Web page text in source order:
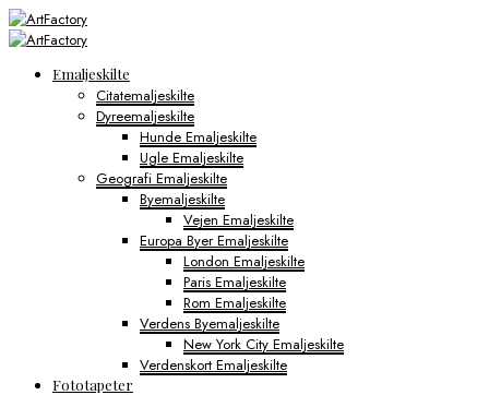
Emaljeskilte
Citatemaljeskilte
Dyreemaljeskilte
Hunde Emaljeskilte
Ugle Emaljeskilte
Geografi Emaljeskilte
Byemaljeskilte
Vejen Emaljeskilte
Europa Byer Emaljeskilte
London Emaljeskilte
Paris Emaljeskilte
Rom Emaljeskilte
Verdens Byemaljeskilte
New York City Emaljeskilte
Verdenskort Emaljeskilte
Fototapeter